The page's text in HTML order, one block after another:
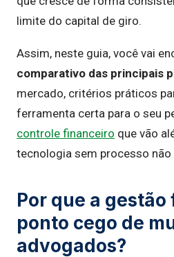
limite do capital de giro.
Assim, neste guia, você vai
comparativo das principais
mercado, critérios práticos
ferramenta certa para o seu
controle financeiro que vão
tecnologia sem processo não
Por que a
ponto cego de
advogados?